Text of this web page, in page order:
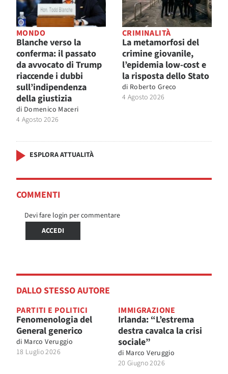
MONDO
Blanche verso la
conferma: il passato
da avvocato di Trump
riaccende i dubbi
sull’indipendenza
della giustizia
di Domenico Maceri
4 Agosto 2026
CRIMINALITÀ
La metamorfosi del
crimine giovanile,
l’epidemia low-cost e
la risposta dello Stato
di Roberto Greco
4 Agosto 2026
ESPLORA ATTUALITÀ
COMMENTI
Devi fare login per commentare
ACCEDI
DALLO STESSO AUTORE
PARTITI E POLITICI
Fenomenologia del
General generico
di Marco Veruggio
18 Luglio 2026
IMMIGRAZIONE
Irlanda: “L’estrema
destra cavalca la crisi
sociale”
di Marco Veruggio
20 Giugno 2026